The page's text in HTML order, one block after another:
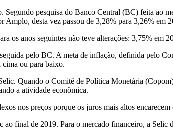
pesquisa do Banco Central (BC) feita ao
desta vez passou de 3,28% para 3,26% em
os anos seguintes não teve alterações: 3,75% em
pelo BC. A meta de inflação, definida pelo
cima ou para baixo.
Quando o Comitê de Política Monetária
a atividade econômica.
nos preços porque os juros mais altos
final de 2019. Para o mercado financeiro, a Selic